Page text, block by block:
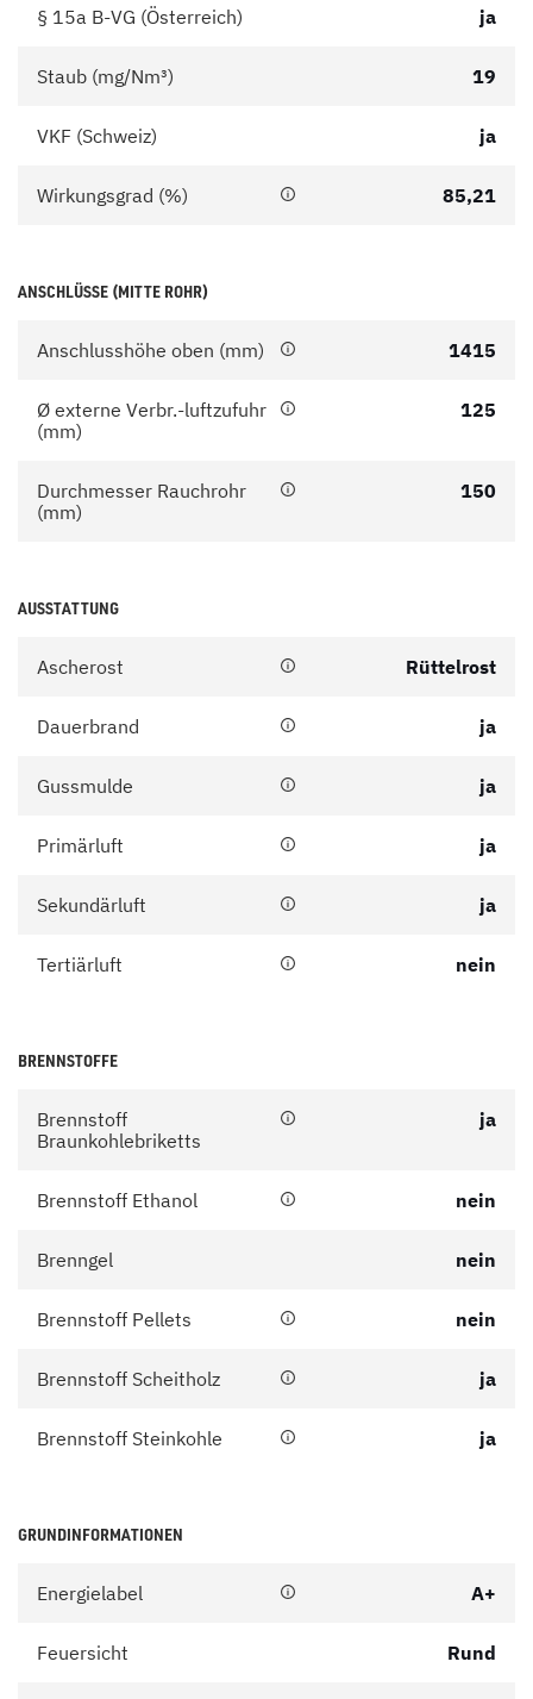
§ 15a B-VG (Österreich) ja
Staub (mg/Nm³) 19
VKF (Schweiz) ja
Wirkungsgrad (%) 85,21
ANSCHLÜSSE (MITTE ROHR)
Anschlusshöhe oben (mm) 1415
Ø externe Verbr.-luftzufuhr
(mm)
125
Durchmesser Rauchrohr
(mm)
150
AUSSTATTUNG
Ascherost Rüttelrost
Dauerbrand ja
Gussmulde ja
Primärluft ja
Sekundärluft ja
Tertiärluft nein
BRENNSTOFFE
Brennstoff
Braunkohlebriketts
ja
Brennstoff Ethanol nein
Brenngel nein
Brennstoff Pellets nein
Brennstoff Scheitholz ja
Brennstoff Steinkohle ja
GRUNDINFORMATIONEN
Energielabel A+
Feuersicht Rund